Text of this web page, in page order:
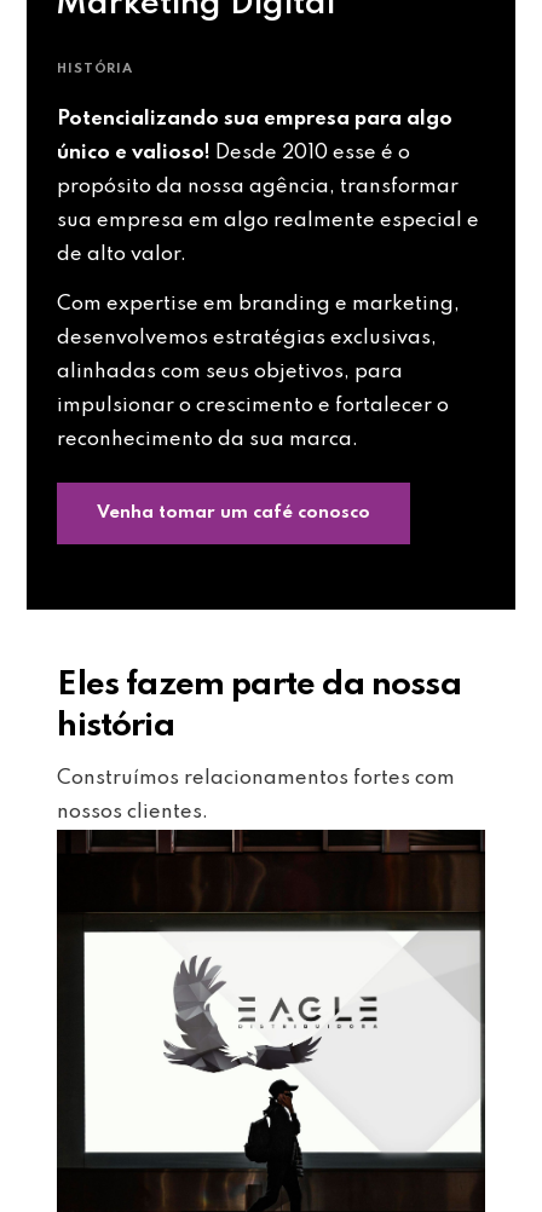
HISTÓRIA
Potencializando sua empresa para algo
único e valioso! Desde 2010 esse é o
propósito da nossa agência, transformar
sua empresa em algo realmente especial e
de alto valor.
Com expertise em branding e marketing,
desenvolvemos estratégias exclusivas,
alinhadas com seus objetivos, para
impulsionar o crescimento e fortalecer o
reconhecimento da sua marca.
Venha tomar um café conosco
Eles fazem parte da nossa
história
Construímos relacionamentos fortes com
nossos clientes.